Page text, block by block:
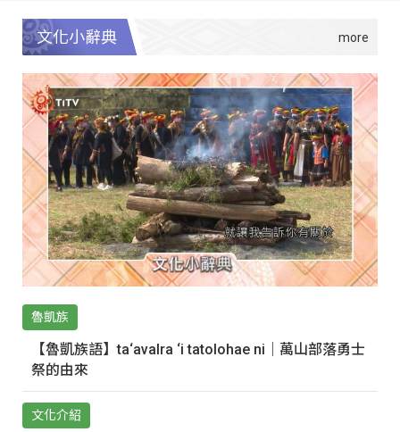
文化小辭典
魯凱族
【魯凱族語】ta‘avalra ‘i tatolohae ni｜萬山部落勇士
祭的由來
文化介紹